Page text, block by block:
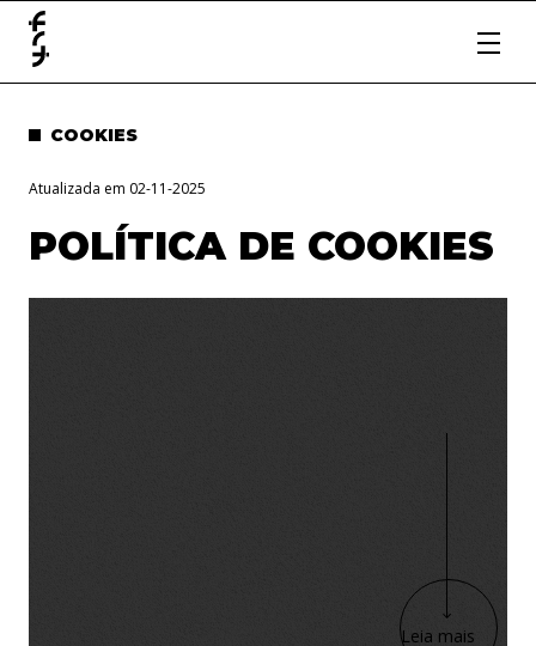
COOKIES
Atualizada em 02-11-2025
POLÍTICA DE COOKIES
Leia mais